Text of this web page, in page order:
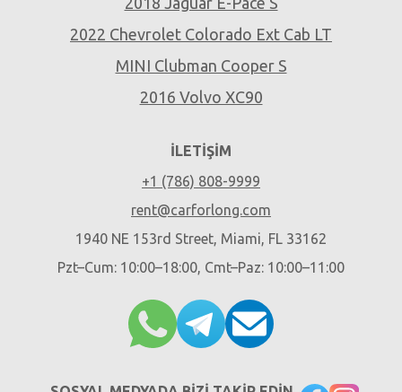
2022 Chevrolet Colorado Ext Cab LT
MINI Clubman Cooper S
2016 Volvo XC90
İLETIŞIM
+1 (786) 808-9999
rent@carforlong.com
1940 NE 153rd Street, Miami, FL 33162
Pzt–Cum: 10:00–18:00, Cmt–Paz: 10:00–11:00